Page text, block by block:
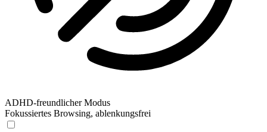
ADHD-freundlicher Modus
Fokussiertes Browsing, ablenkungsfrei